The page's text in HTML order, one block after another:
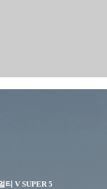
티 V SUPER 5